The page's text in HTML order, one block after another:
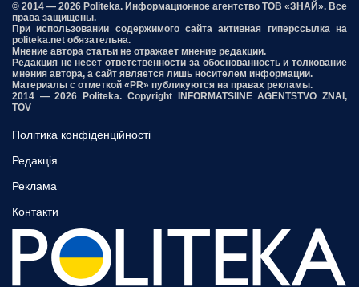
© 2014 — 2026 Politeka. Информационное агентство ТОВ «ЗНАЙ». Все
права защищены.
При использовании содержимого сайта активная гиперссылка на
politeka.net обязательна.
Мнение автора статьи не отражает мнение редакции.
Редакция не несет ответственности за обоснованность и толкование
мнения автора, а сайт является лишь носителем информации.
Материалы с отметкой «PR» публикуются на правах рекламы.
2014 — 2026 Politeka. Copyright INFORMATSIINE AGENTSTVO ZNAI,
TOV
Політика конфіденційності
Редакція
Реклама
Контакти